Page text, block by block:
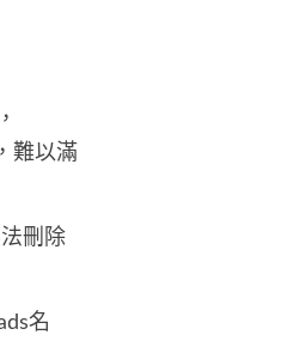
難以滿
刪除
名